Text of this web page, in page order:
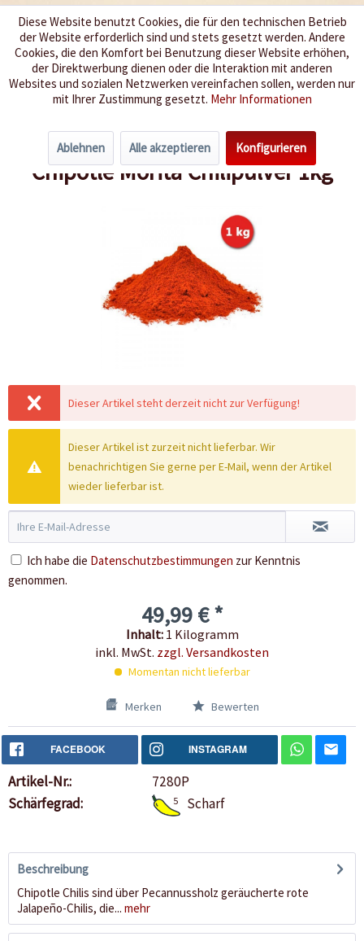
Wir würzen Ihr Leben
Menü
Übersicht Chilipulver
Chipotle Morita Chilipulver 1kg
Dieser Artikel steht derzeit nicht zur Verfügung!
Dieser Artikel ist zurzeit nicht lieferbar. Wir
benachrichtigen Sie gerne per E-Mail, wenn der Artikel
wieder lieferbar ist.
Ich habe die Datenschutzbestimmungen zur Kenntnis
genommen.
49,99 € *
Inhalt: 1 Kilogramm
inkl. MwSt. zzgl. Versandkosten
Momentan nicht lieferbar
Merken Bewerten
FACEBOOK INSTAGRAM
Artikel-Nr.:
7280P
Schärfegrad:
5 Scharf
Beschreibung
Chipotle Chilis sind über Pecannussholz geräucherte rote
Jalapeño-Chilis, die... mehr
Diese Website benutzt Cookies, die für den technischen Betrieb
der Website erforderlich sind und stets gesetzt werden. Andere
Cookies, die den Komfort bei Benutzung dieser Website erhöhen,
der Direktwerbung dienen oder die Interaktion mit anderen
Websites und sozialen Netzwerken vereinfachen sollen, werden nur
mit Ihrer Zustimmung gesetzt. Mehr Informationen
Ablehnen Alle akzeptieren Konfigurieren